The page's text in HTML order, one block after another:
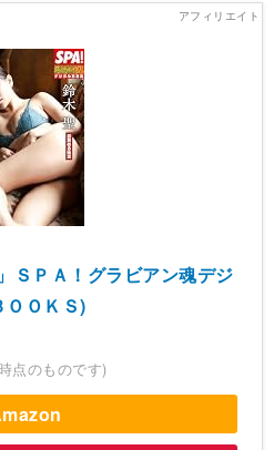
ＳＰＡ！グラビアン魂デジ
ＯＯＫＳ)
点のものです)